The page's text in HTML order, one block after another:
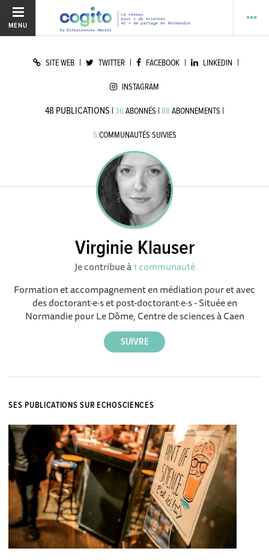
MENU
SITE WEB | TWITTER | FACEBOOK | LINKEDIN |
INSTAGRAM
48 PUBLICATIONS | 36ABONNÉS | 88 ABONNEMENTS |
5 COMMUNAUTÉS SUIVIES
Virginie Klauser
Je contribue à1 communauté
Formation et accompagnement en médiation pour et avec
des doctorant·e·s et post-doctorant·e·s - Située en
Normandie pour Le Dôme, Centre de sciences à Caen
SES PUBLICATIONS SUR ECHOSCIENCES